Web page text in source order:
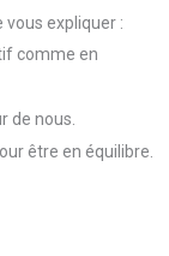
expliquer :
comme en
de nous.
être en équilibre.